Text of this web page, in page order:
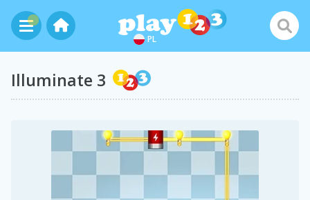
PL
Illuminate 3